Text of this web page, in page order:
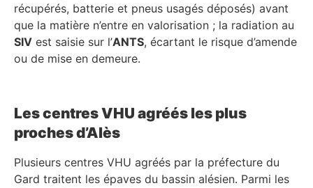
récupérés, batterie et pneus usagés déposés) avant
que la matière n’entre en valorisation ; la radiation au
SIV est saisie sur l’ANTS, écartant le risque d’amende
ou de mise en demeure.
Les centres VHU agréés les plus
proches d’Alès
Plusieurs centres VHU agréés par la préfecture du
Gard traitent les épaves du bassin alésien. Parmi les